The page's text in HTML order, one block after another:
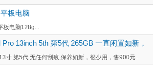
板电脑
板电脑128g...
Pro 13inch 5th 第5代 265GB 一直闲置如新，
寸 第5代 无任何刮痕,保养如新，很少用，售900元...